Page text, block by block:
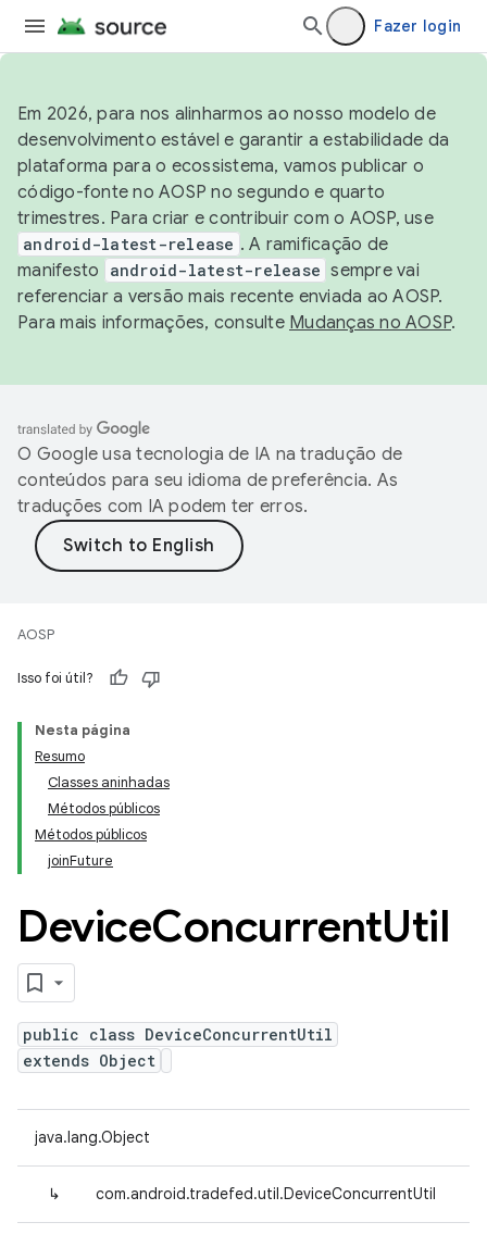
Fazer login
Em 2026, para nos alinharmos ao nosso modelo de
desenvolvimento estável e garantir a estabilidade da
plataforma para o ecossistema, vamos publicar o
código-fonte no AOSP no segundo e quarto
trimestres. Para criar e contribuir com o AOSP, use
android-latest-release . A ramificação de
manifesto
android-latest-release sempre vai
referenciar a versão mais recente enviada ao AOSP.
Para mais informações, consulte Mudanças no AOSP.
O Google usa tecnologia de IA na tradução de
conteúdos para seu idioma de preferência. As
traduções com IA podem ter erros.
AOSP
Isso foi útil?
Nesta página
Resumo
Classes aninhadas
Métodos públicos
Métodos públicos
joinFuture
DeviceConcurrentUtil
public class DeviceConcurrentUtil
extends Object
java.lang.Object
↳ com.android.tradefed.util.DeviceConcurrentUtil